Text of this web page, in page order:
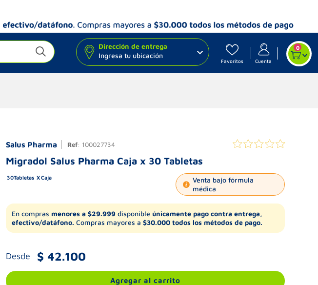
Dirección de entrega
Ingresa tu ubicación
Favoritos Cuenta
0
Salus Pharma Ref: 100027734
Migradol Salus Pharma Caja x 30 Tabletas
30Tabletas Caja
Venta bajo fórmula
médica
En compras menores a $29.999 disponible únicamente pago contra entrega,
efectivo/datáfono. Compras mayores a $30.000 todos los métodos de pago.
Desde $ 42.100
Agregar al carrito